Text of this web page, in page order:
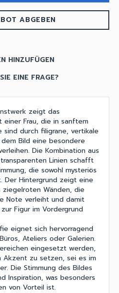
ABGEBEN
HINZUFÜGEN
EINE FRAGE?
zeigt das
einer Frau, die in sanftem
sind durch filigrane, vertikale
Bild eine besondere
Die Kombination aus
Linien schafft
die sowohl mysteriös
Der Hintergrund zeigt eine
Wänden, die
Note verleiht und damit
Figur im Vordergrund
eignet sich hervorragend
Ateliers oder Galerien.
eingesetzt werden,
Akzent zu setzen, sei es im
Die Stimmung des Bildes
Inspiration, was besonders
von Vorteil ist.